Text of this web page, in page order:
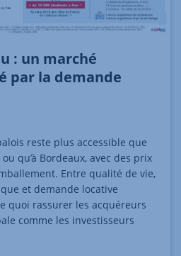
: un marché
par la demande
reste plus accessible que
qu’à Bordeaux, avec des prix
Entre qualité de vie,
et demande locative
quoi rassurer les acquéreurs
comme les investisseurs